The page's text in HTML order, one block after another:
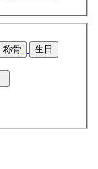
称骨 生日